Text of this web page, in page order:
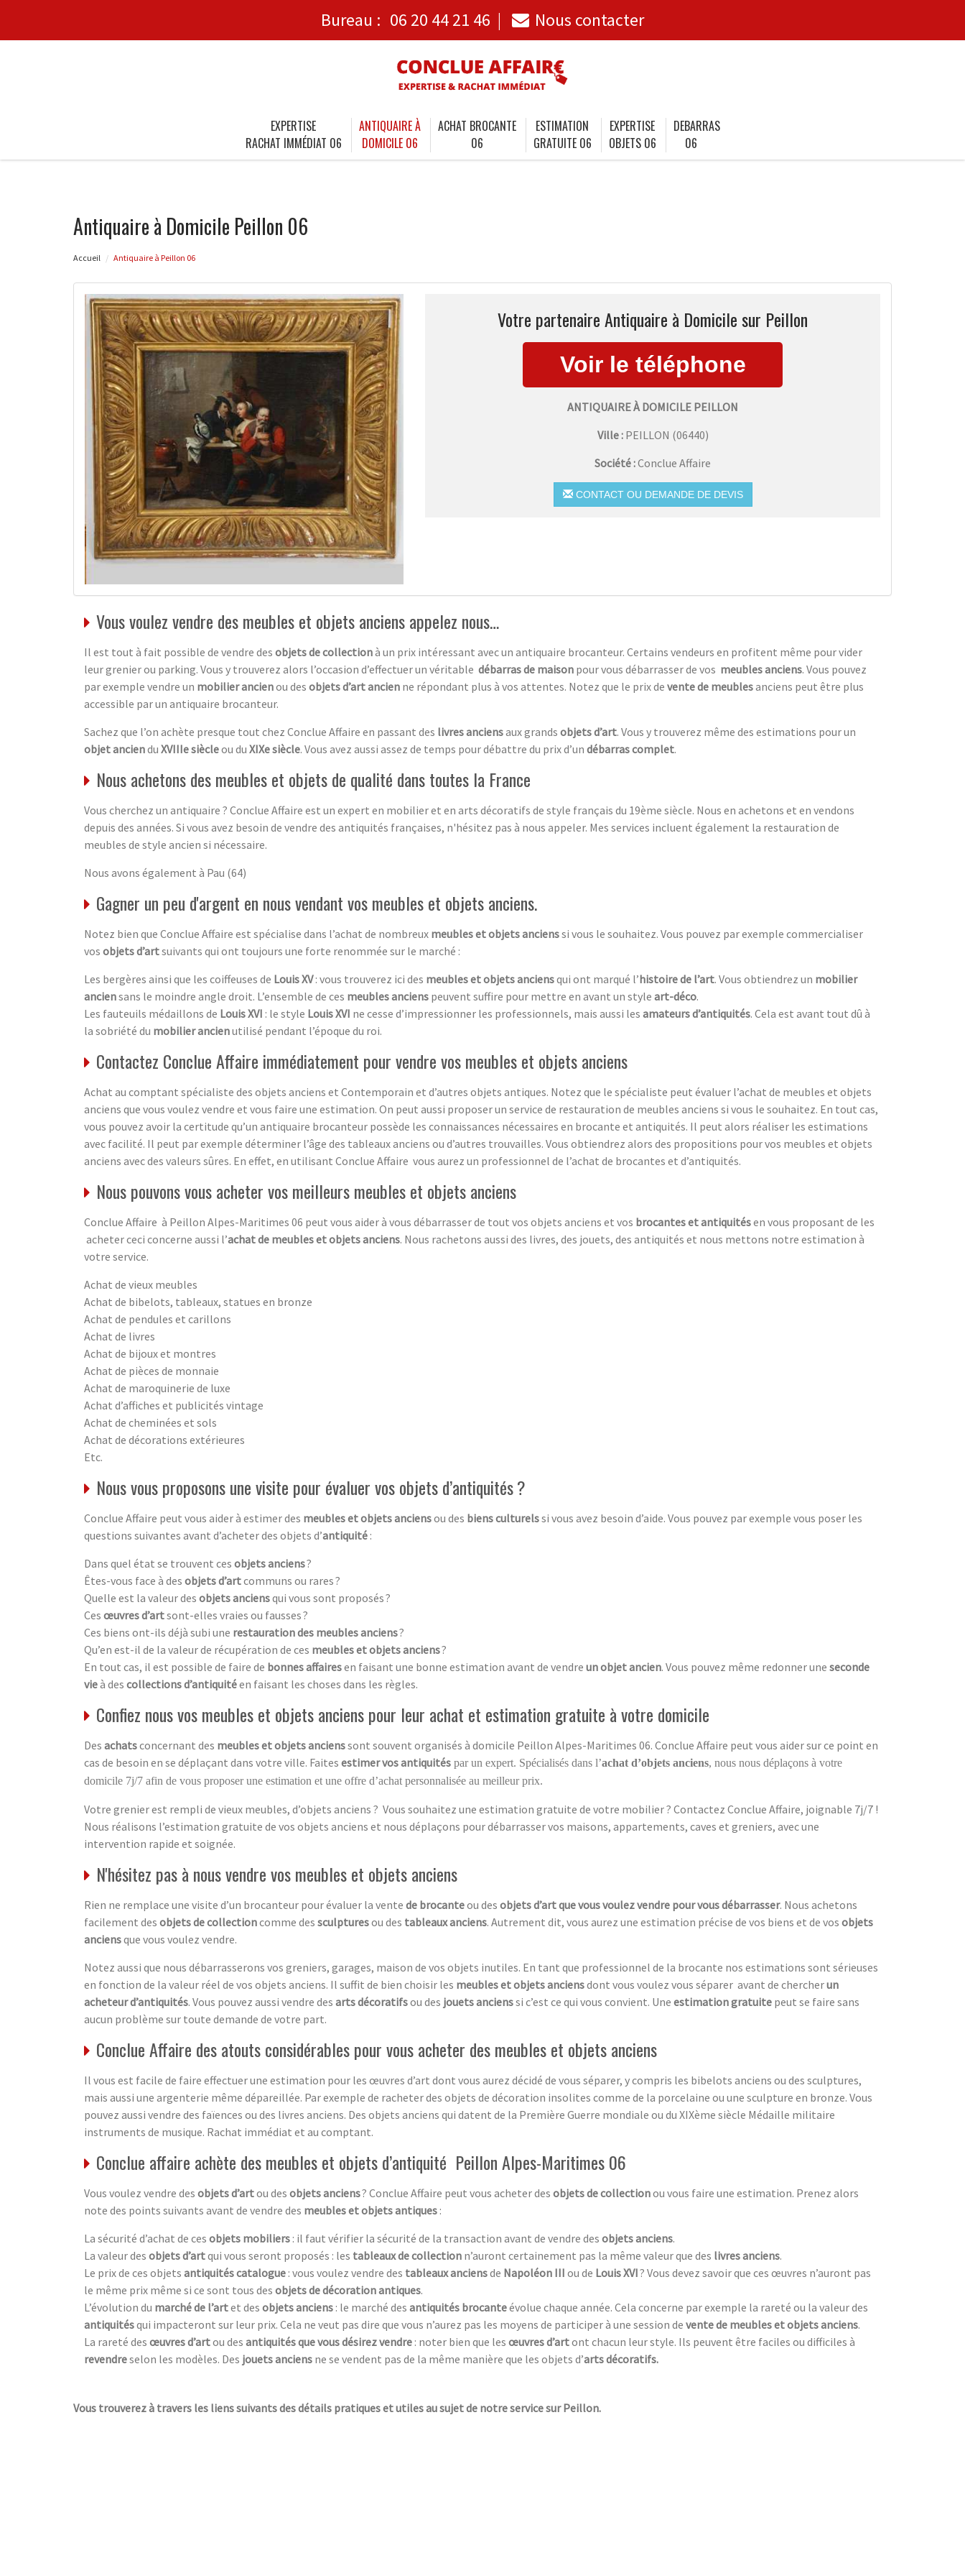
Bureau : 06 20 44 21 46 Nous contacter
EXPERTISE
RACHAT IMMÉDIAT 06
ANTIQUAIRE À
DOMICILE 06
ACHAT BROCANTE
06
ESTIMATION
GRATUITE 06
EXPERTISE
OBJETS 06
DEBARRAS
06
Antiquaire à Domicile Peillon 06
Accueil Antiquaire à Peillon 06
Votre partenaire Antiquaire à Domicile sur Peillon
ANTIQUAIRE À DOMICILE PEILLON
Ville : PEILLON (06440)
Société :Conclue Affaire
CONTACT OU DEMANDE DE DEVIS
Vous voulez vendre des meubles et objets anciens appelez nous…
Il est tout à fait possible de vendre des objets de collectionà un prix intéressant avec un antiquaire brocanteur. Certains vendeurs en profitent même pour vider
leur grenier ou parking. Vous y trouverez alors l’occasion d’effectuer un véritable débarras de maison pour vous débarrasser de vos meubles anciens. Vous pouvez
par exemple vendre un mobilier ancienou des objets d’art ancien ne répondant plus à vos attentes. Notez que le prix de vente de meublesanciens peut être plus
accessible par un antiquaire brocanteur.
Sachez que l’on achète presque tout chez Conclue Affaire en passant des livres anciensaux grands objets d’art. Vous y trouverez même des estimations pour un
objet anciendu XVIIIe siècleou du XIXe siècle. Vous avez aussi assez de temps pour débattre du prix d’un débarras complet.
Nous achetons des meubles et objets de qualité dans toutes la France
Vous cherchez un antiquaire ? Conclue Affaire est un expert en mobilier et en arts décoratifs de style français du 19ème siècle. Nous en achetons et en vendons
depuis des années. Si vous avez besoin de vendre des antiquités françaises, n'hésitez pas à nous appeler. Mes services incluent également la restauration de
meubles de style ancien si nécessaire.
Nous avons également à Pau (64)
Gagner un peu d'argent en nous vendant vos meubles et objets anciens.
Notez bien que Conclue Affaire est spécialise dans l’achat de nombreux meubles et objets ancienssi vous le souhaitez. Vous pouvez par exemple commercialiser
vos objets d’artsuivants qui ont toujours une forte renommée sur le marché :
Les bergères ainsi que les coiffeuses de Louis XV: vous trouverez ici des meubles et objets anciensqui ont marqué l’histoire de l’art. Vous obtiendrez un mobilier
anciensans le moindre angle droit. L’ensemble de ces meubles anciens peuvent suffire pour mettre en avant un style art-déco.
Les fauteuils médaillons de Louis XVI : le style Louis XVI ne cesse d’impressionner les professionnels, mais aussi les amateurs d’antiquités. Cela est avant tout dû à
la sobriété du mobilier ancienutilisé pendant l’époque du roi.
Contactez Conclue Affaire immédiatement pour vendre vos meubles et objets anciens
Achat au comptant spécialiste des objets anciens et Contemporain et d’autres objets antiques. Notez que le spécialiste peut évaluer l’achat de meubles et objets
anciens que vous voulez vendre et vous faire une estimation. On peut aussi proposer un service de restauration de meubles anciens si vous le souhaitez. En tout cas,
vous pouvez avoir la certitude qu’un antiquaire brocanteur possède les connaissances nécessaires en brocante et antiquités. Il peut alors réaliser les estimations
avec facilité. Il peut par exemple déterminer l’âge des tableaux anciens ou d’autres trouvailles. Vous obtiendrez alors des propositions pour vos meubles et objets
anciens avec des valeurs sûres. En effet, en utilisant Conclue Affaire vous aurez un professionnel de l’achat de brocantes et d’antiquités.
Nous pouvons vous acheter vos meilleurs meubles et objets anciens
Conclue Affaire à Peillon Alpes-Maritimes 06 peut vous aider à vous débarrasser de tout vos objets anciens et vos brocantes et antiquitésen vous proposant de les
acheter ceci concerne aussi l’achat de meubles et objets anciens. Nous rachetons aussi des livres, des jouets, des antiquités et nous mettons notre estimation à
votre service.
Achat de vieux meubles
Achat de bibelots, tableaux, statues en bronze
Achat de pendules et carillons
Achat de livres
Achat de bijoux et montres
Achat de pièces de monnaie
Achat de maroquinerie de luxe
Achat d’affiches et publicités vintage
Achat de cheminées et sols
Achat de décorations extérieures
Etc.
Nous vous proposons une visite pour évaluer vos objets d’antiquités ?
Conclue Affaire peut vous aider à estimer des meubles et objets anciensou des biens culturelssi vous avez besoin d’aide. Vous pouvez par exemple vous poser les
questions suivantes avant d’acheter des objets d’antiquité :
Dans quel état se trouvent ces objets anciens?
Êtes-vous face à des objets d’artcommuns ou rares ?
Quelle est la valeur des objets anciensqui vous sont proposés ?
Ces œuvres d’artsont-elles vraies ou fausses ?
Ces biens ont-ils déjà subi une restauration des meubles anciens?
Qu’en est-il de la valeur de récupération de ces meubles et objets anciens?
En tout cas, il est possible de faire de bonnes affairesen faisant une bonne estimation avant de vendre un objet ancien. Vous pouvez même redonner une seconde
vieà des collections d’antiquitéen faisant les choses dans les règles.
Confiez nous vos meubles et objets anciens pour leur achat et estimation gratuite à votre domicile
Des achatsconcernant des meubles et objets ancienssont souvent organisés à domicile Peillon Alpes-Maritimes 06. Conclue Affaire peut vous aider sur ce point en
cas de besoin en se déplaçant dans votre ville. Faites estimer vos antiquités par un expert. Spécialisés dans l’achat d’objets anciens, nous nous déplaçons à votre
domicile 7j/7 afin de vous proposer une estimation et une offre d’achat personnalisée au meilleur prix.
Votre grenier est rempli de vieux meubles, d’objets anciens ? Vous souhaitez une estimation gratuite de votre mobilier ? Contactez Conclue Affaire, joignable 7j/7 !
Nous réalisons l’estimation gratuite de vos objets anciens et nous déplaçons pour débarrasser vos maisons, appartements, caves et greniers, avec une
intervention rapide et soignée.
N'hésitez pas à nous vendre vos meubles et objets anciens
Rien ne remplace une visite d’un brocanteur pour évaluer la vente de brocanteou des objets d’art que vous voulez vendre pour vous débarrasser. Nous achetons
facilement des objets de collectioncomme des sculpturesou des tableaux anciens. Autrement dit, vous aurez une estimation précise de vos biens et de vos objets
anciensque vous voulez vendre.
Notez aussi que nous débarrasserons vos greniers, garages, maison de vos objets inutiles. En tant que professionnel de la brocante nos estimations sont sérieuses
en fonction de la valeur réel de vos objets anciens. Il suffit de bien choisir les meubles et objets anciensdont vous voulez vous séparer avant de chercherun
acheteur d’antiquités. Vous pouvez aussi vendre des arts décoratifsou des jouets ancienssi c’est ce qui vous convient. Une estimation gratuite peut se faire sans
aucun problème sur toute demande de votre part.
Conclue Affaire des atouts considérables pour vous acheter des meubles et objets anciens
Il vous est facile de faire effectuer une estimation pour les œuvres d’art dont vous aurez décidé de vous séparer, y compris les bibelots anciens ou des sculptures,
mais aussi une argenterie même dépareillée. Par exemple de racheter des objets de décoration insolites comme de la porcelaine ou une sculpture en bronze. Vous
pouvez aussi vendre des faïences ou des livres anciens. Des objets anciens qui datent de la Première Guerre mondiale ou du XIXème siècle Médaille militaire
instruments de musique. Rachat immédiat et au comptant.
Conclue affaire achète des meubles et objets d’antiquité Peillon Alpes-Maritimes 06
Vous voulez vendre des objets d’artou des objets anciens? Conclue Affaire peut vous acheter des objets de collectionou vous faire une estimation. Prenez alors
note des points suivants avant de vendre des meubles et objets antiques :
La sécurité d’achat de ces objets mobiliers : il faut vérifier la sécurité de la transaction avant de vendre des objets anciens.
La valeur des objets d’artqui vous seront proposés : les tableaux de collection n’auront certainement pas la même valeur que des livres anciens.
Le prix de ces objets antiquités catalogue : vous voulez vendre des tableaux anciensde Napoléon III ou de Louis XVI? Vous devez savoir que ces œuvres n’auront pas
le même prix même si ce sont tous des objets de décoration antiques.
L’évolution du marché de l’artet des objets anciens : le marché des antiquités brocanteévolue chaque année. Cela concerne par exemple la rareté ou la valeur des
antiquitésqui impacteront sur leur prix. Cela ne veut pas dire que vous n’aurez pas les moyens de participer à une session de vente de meubles et objets anciens.
La rareté des œuvres d’artou des antiquités que vous désirez vendre : noter bien que les œuvres d’artont chacun leur style. Ils peuvent être faciles ou difficiles à
revendreselon les modèles. Des jouets anciens ne se vendent pas de la même manière que les objets d’arts décoratifs.
Vous trouverez à travers les liens suivants des détails pratiques et utiles au sujet de notre service sur Peillon.